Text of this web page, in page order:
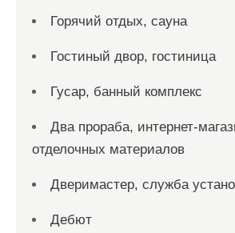
Горячий отдых, сауна
Гостиный двор, гостиница
Гусар, банный комплекс
Два прораба, интернет-
отделочных материалов
Дверимастер, служба
Дебют